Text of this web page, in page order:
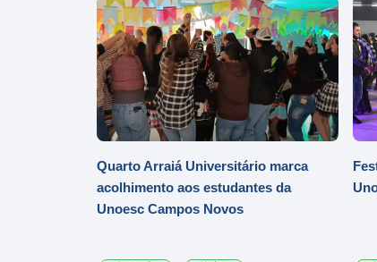
Quarto Arraiá Universitário marca
acolhimento aos estudantes da
Unoesc Campos Novos